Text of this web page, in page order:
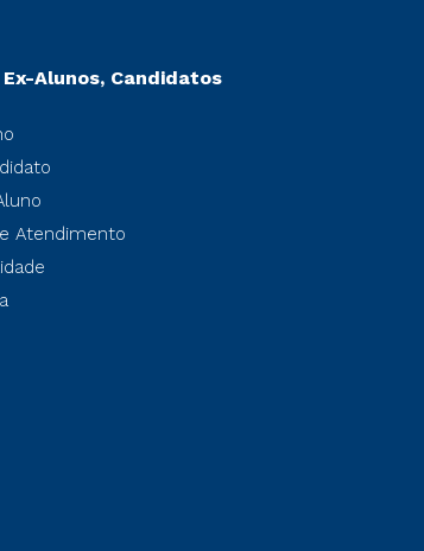
Alunos, Candidatos
Atendimento